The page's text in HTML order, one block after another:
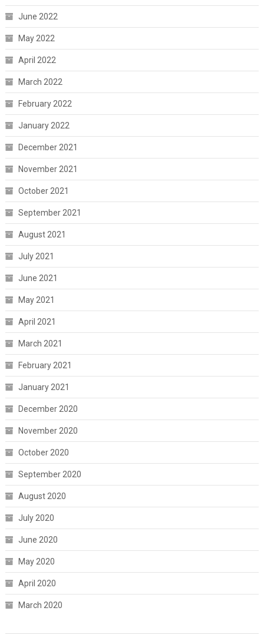
June 2022
May 2022
April 2022
March 2022
February 2022
January 2022
December 2021
November 2021
October 2021
September 2021
August 2021
July 2021
June 2021
May 2021
April 2021
March 2021
February 2021
January 2021
December 2020
November 2020
October 2020
September 2020
August 2020
July 2020
June 2020
May 2020
April 2020
March 2020